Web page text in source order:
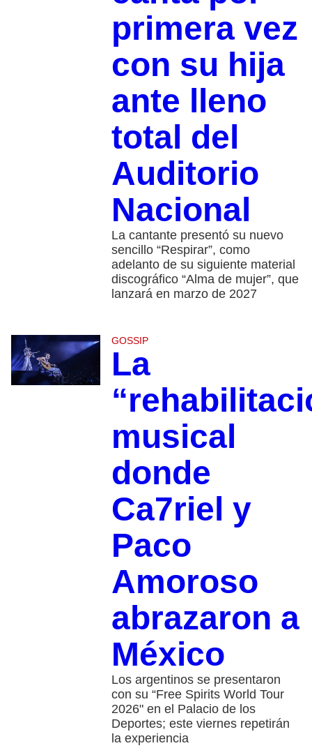
primera vez
con su hija
ante lleno
total del
Auditorio
Nacional
La cantante presentó su nuevo
sencillo “Respirar”, como
adelanto de su siguiente material
discográfico “Alma de mujer”, que
lanzará en marzo de 2027
GOSSIP
La
musical
donde
Ca7riel y
Paco
Amoroso
abrazaron a
México
Los argentinos se presentaron
con su “Free Spirits World Tour
2026" en el Palacio de los
Deportes; este viernes repetirán
la experiencia